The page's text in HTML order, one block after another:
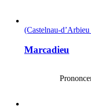
(Castelnau-
Marcadieu